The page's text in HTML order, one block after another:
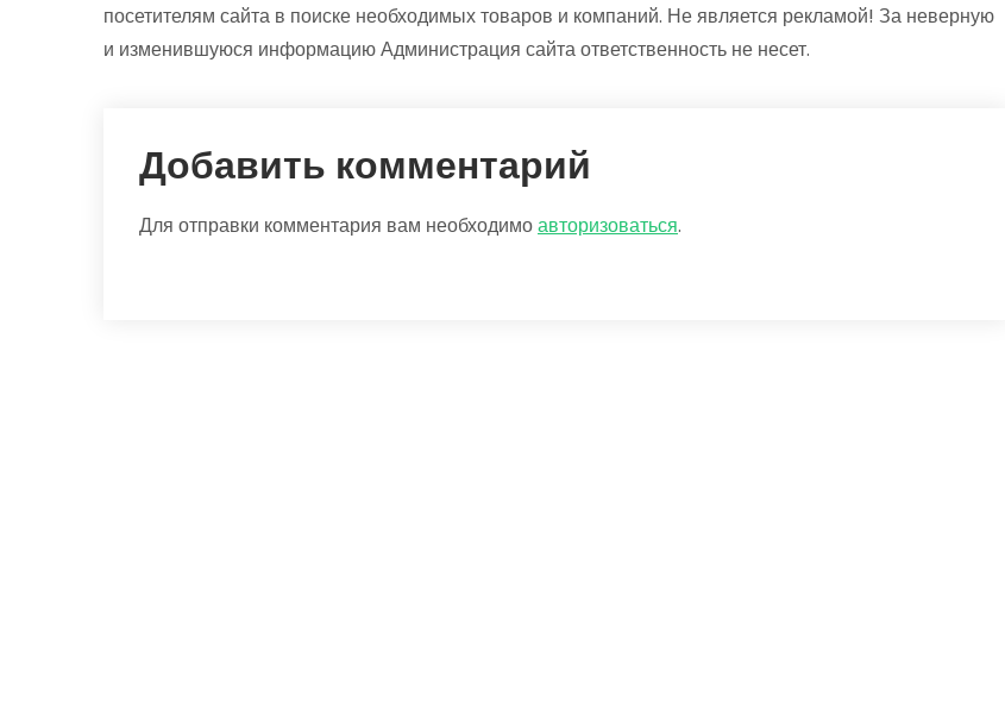
посетителям сайта в поиске необходимых товаров и компаний. Не является рекламой! За неверную
и изменившуюся информацию Администрация сайта ответственность не несет.
Добавить комментарий
Для отправки комментария вам необходимоавторизоваться.